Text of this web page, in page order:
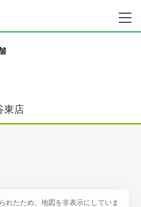
東店
れたため、地図を非表示にしていま